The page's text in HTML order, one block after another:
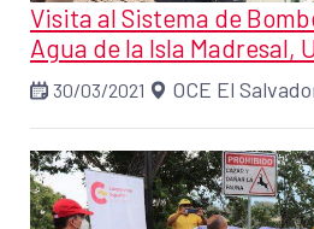
Visita al Sistema de
Agua de la Isla Madresal,
30/03/2021 OCE El